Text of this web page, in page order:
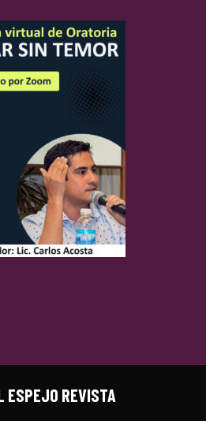
ESPEJO REVISTA